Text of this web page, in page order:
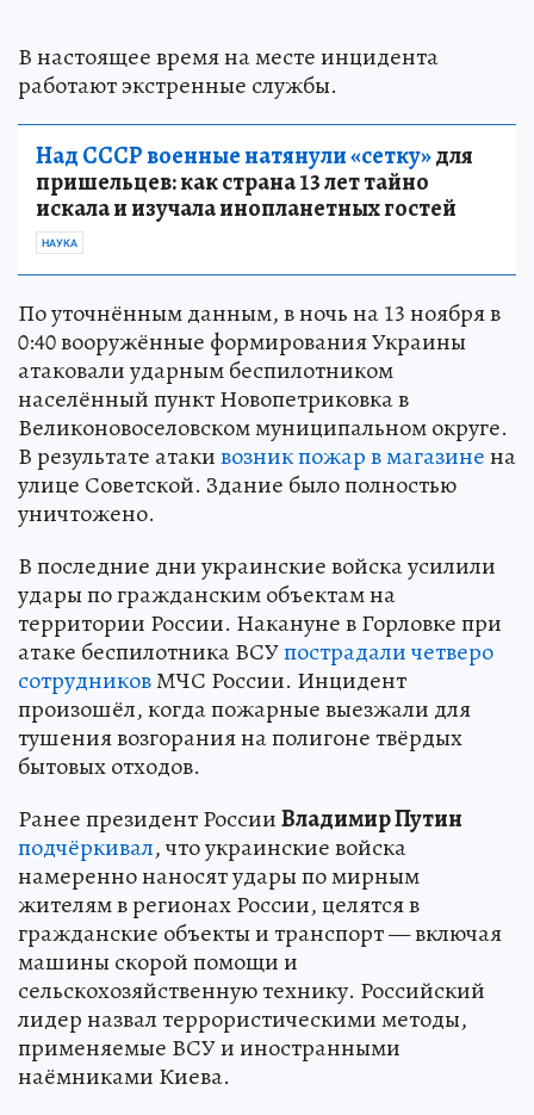
В настоящее время на месте инцидента
работают экстренные службы.
Над СССР военные натянули «сетку»для
пришельцев: как страна 13 лет тайно
искала и изучала инопланетных гостей
НАУКА
По уточнённым данным, в ночь на 13 ноября в
0:40 вооружённые формирования Украины
атаковали ударным беспилотником
населённый пункт Новопетриковка в
Великоновоселовском муниципальном округе.
В результате атакивозник пожар в магазинена
улице Советской. Здание было полностью
уничтожено.
В последние дни украинские войска усилили
удары по гражданским объектам на
территории России. Накануне в Горловке при
атаке беспилотника ВСУпострадали четверо
сотрудниковМЧС России. Инцидент
произошёл, когда пожарные выезжали для
тушения возгорания на полигоне твёрдых
бытовых отходов.
Ранее президент РоссииВладимир Путин
подчёркивал, что украинские войска
намеренно наносят удары по мирным
жителям в регионах России, целятся в
гражданские объекты и транспорт — включая
машины скорой помощи и
сельскохозяйственную технику. Российский
лидер назвал террористическими методы,
применяемые ВСУ и иностранными
наёмниками Киева.